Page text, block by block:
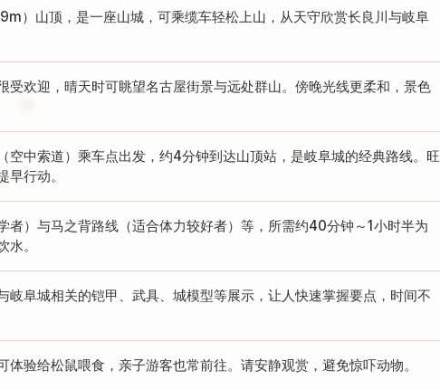
）山顶，是一座山城，可乘缆车轻松上山，从天守欣赏长良川与岐阜
受欢迎，晴天时可眺望名古屋街景与远处群山。傍晚光线更柔和，景色
空中索道）乘车点出发，约4分钟到达山顶站，是岐阜城的经典路线。旺
行动。
者）与马之背路线（适合体力较好者）等，所需约40分钟～1小时半为
。
岐阜城相关的铠甲、武具、城模型等展示，让人快速掌握要点，时间不
体验给松鼠喂食，亲子游客也常前往。请安静观赏，避免惊吓动物。